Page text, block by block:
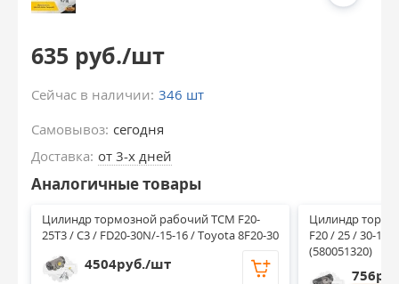
635 руб./шт
Сейчас в наличии: 346 шт
Самовывоз: сегодня
Доставка: от 3-х дней
Аналогичные товары
Цилиндр тормозной рабочий TCM F20-
25T3 / C3 / FD20-30N/-15-16 / Toyota 8F20-30
4504руб./шт
Цилиндр
F20 / 25 / 30-16
(580051320)